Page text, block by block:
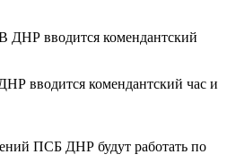
вводится комендантский час и